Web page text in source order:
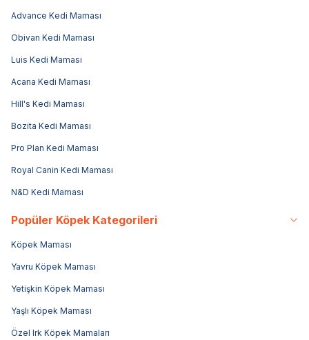
Advance Kedi Maması
Obivan Kedi Maması
Luis Kedi Maması
Acana Kedi Maması
Hill's Kedi Maması
Bozita Kedi Maması
Pro Plan Kedi Maması
Royal Canin Kedi Maması
N&D Kedi Maması
Popüler Köpek Kategorileri
Köpek Maması
Yavru Köpek Maması
Yetişkin Köpek Maması
Yaşlı Köpek Maması
Özel Irk Köpek Mamaları